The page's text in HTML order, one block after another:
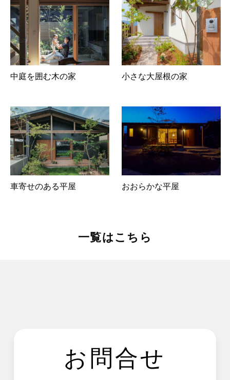
中庭を囲む木の家 小さな大屋根の家
車寄せのある平屋 おおらかな平屋
一覧はこちら
お問合せ